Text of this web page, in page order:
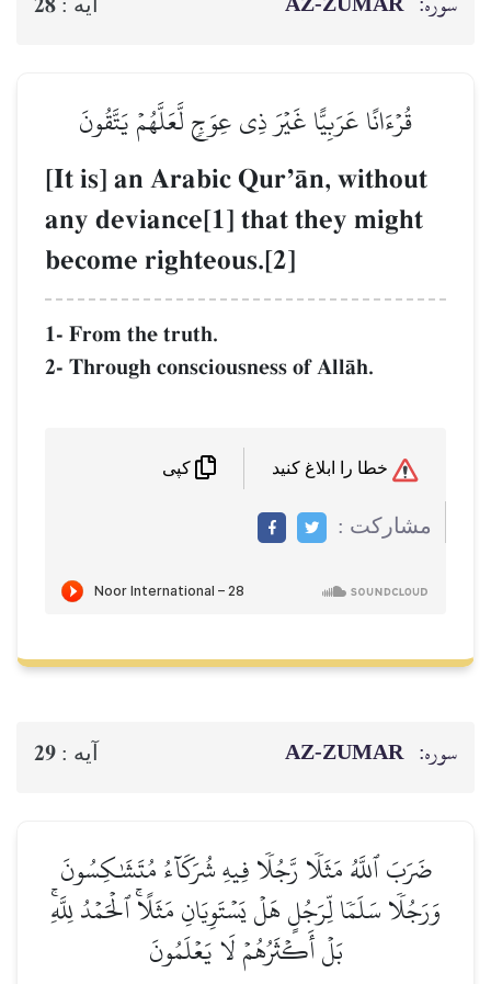
قُرۡءَانًا عَرَبِيًّا غَيۡرَ ذِي عِوَجٖ لَّعَلَّهُمۡ يَتَّقُونَ
[It is] an Arabic QurÕŒn, without
any deviance[1] that they might
become righteous.[2]
1- From the truth.
2- Through consciousness of AllŒh.
مشاركت :
سوره: AZ-ZUMAR آيه : 29
ضَرَبَ ٱللَّهُ مَثَلٗا رَّجُلٗا فِيهِ شُرَكَآءُ مُتَشَٰكِسُونَ
وَرَجُلٗا سَلَمٗا لِّرَجُلٍ هَلۡ يَسۡتَوِيَانِ مَثَلًاۚ ٱلۡحَمۡدُ لِلَّهِۚ
بَلۡ أَكۡثَرُهُمۡ لَا يَعۡلَمُونَ